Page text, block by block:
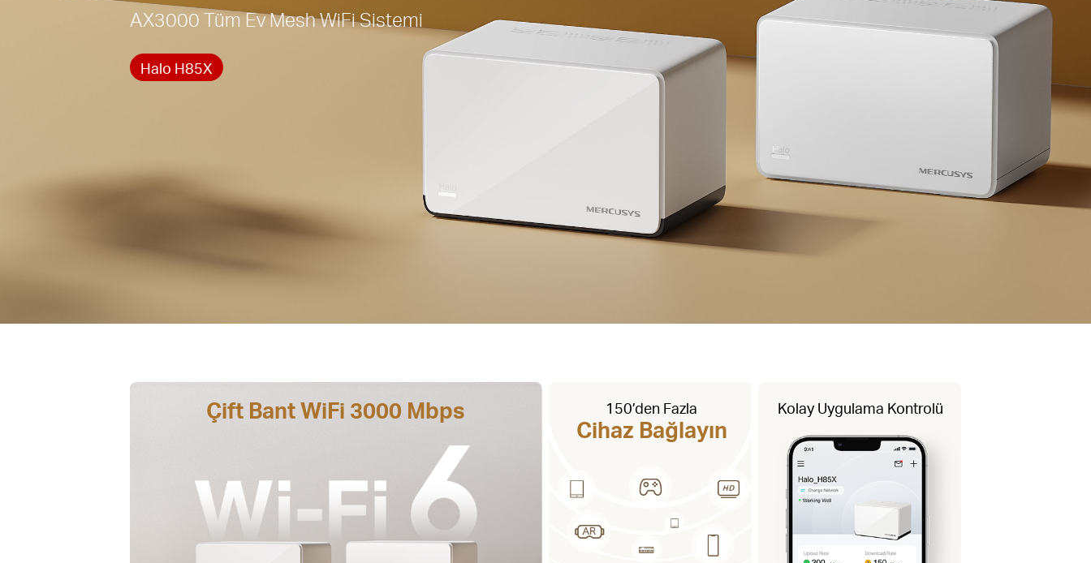
AX3000 Tüm Ev Mesh WiFi Sistemi
Halo H85X
Çift Bant WiFi 3000 Mbps 150’den Fazla
Cihaz Bağlayın
Kolay Uygulama Kontrolü